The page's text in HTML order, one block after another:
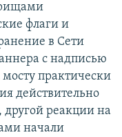
флаги и
в Сети
с надписью
практически
действительно
другой реакции на
начали